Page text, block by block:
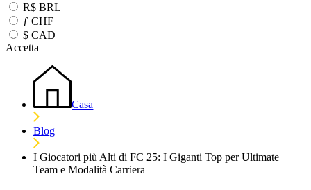
R$ BRL
ƒ CHF
$ CAD
Accetta
Casa
Blog
I Giocatori più Alti di FC 25: I Giganti Top per Ultimate
Team e Modalità Carriera